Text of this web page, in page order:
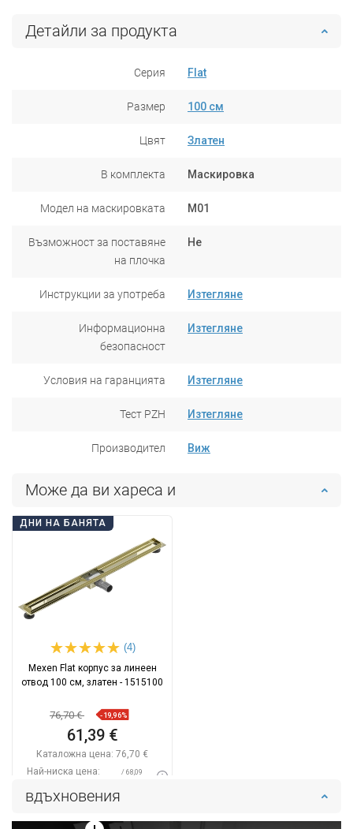
Детайли за продукта
Серия Flat
Размер 100 см
Цвят Златен
В комплекта Маскировка
Модел на маскировката M01
Възможност за поставяне
на плочка
Не
Инструкции за употреба Изтегляне
Информационна
безопасност
Изтегляне
Условия на гаранцията Изтегляне
Тест PZH Изтегляне
Производител Виж
Може да ви хареса и
ДНИ НА БАНЯТА
(4)
Mexen Flat корпус за линеен
отвод 100 см, златен - 1515100
76,70 € -19,96%
61,39 €
Каталожна цена: 76,70 €
Най-ниска цена:
/ 68,09
Наличност:В наличност
вдъхновения